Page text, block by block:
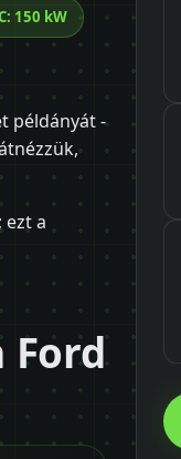
150 kW
példányát -
ezt a
Ford